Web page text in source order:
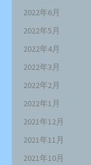
2022年6月
2022年5月
2022年4月
2022年3月
2022年2月
2022年1月
2021年12月
2021年11月
2021年10月